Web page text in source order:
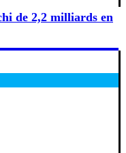
de 2,2 milliards en